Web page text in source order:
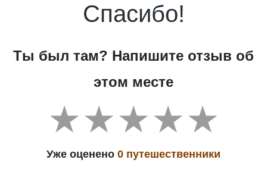
Спасибо!
Ты был там? Напишите отзыв об
этом месте
Уже оценено 0 путешественники